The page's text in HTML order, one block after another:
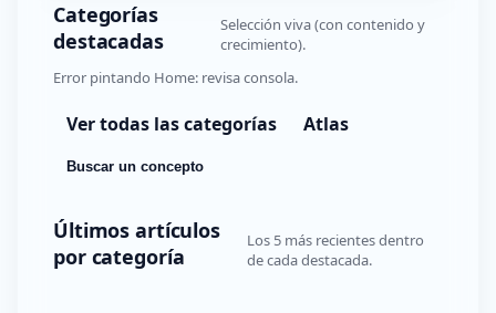
Categorías
destacadas
Selección viva (con contenido y
crecimiento).
Error pintando Home: revisa consola.
Ver todas las categorías Atlas
Buscar un concepto
Últimos artículos
por categoría
Los 5 más recientes dentro
de cada destacada.